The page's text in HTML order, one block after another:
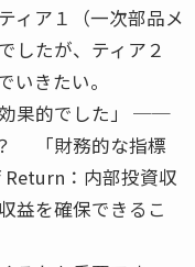
ィア１（一次部品メ
したが、ティア２
いきたい。
効果的でした」 ──
「財務的な指標
：内部投資収
益を確保できるこ